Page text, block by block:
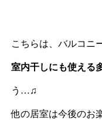
こちらは、バルコニ
室内干しにも使える
う…♫
他の居室は今後のお